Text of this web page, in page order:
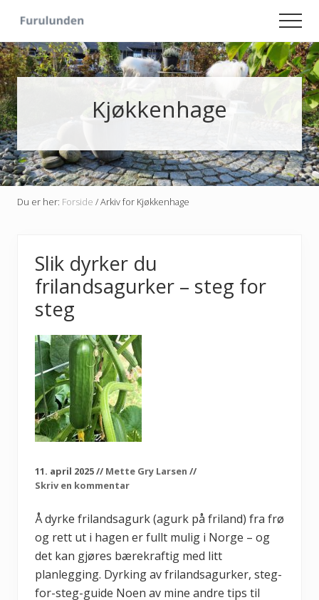
main
content
primary
sidebar
Hageliv
-
Lise
for
sjelen Kjøkkenhage
Du er her: Forside /Arkiv for Kjøkkenhage
Slik dyrker du
frilandsagurker – steg for
steg
11. april 2025// Mette Gry Larsen //
Skriv en kommentar
Å dyrke frilandsagurk (agurk på friland) fra frø
og rett ut i hagen er fullt mulig i Norge – og
det kan gjøres bærekraftig med litt
planlegging. Dyrking av frilandsagurker, steg-
for-steg-guide Noen av mine andre tips til